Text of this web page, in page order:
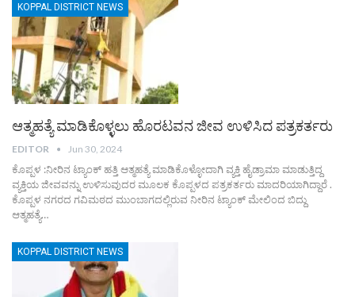
KOPPAL DISTRICT NEWS
ಆತ್ಮಹತ್ಯೆ ಮಾಡಿಕೊಳ್ಳಲು ಹೊರಟವನ ಜೀವ ಉಳಿಸಿದ ಪತ್ರಕರ್ತರು
EDITOR Jun 30, 2024
ಕೊಪ್ಪಳ :ನೀರಿನ ಟ್ಯಾಂಕ್ ಹತ್ತಿ ಆತ್ಮಹತ್ಯೆ ಮಾಡಿಕೊಳ್ಳೋದಾಗಿ ವ್ಯಕ್ತಿ ಹೈಡ್ರಾಮಾ ಮಾಡುತ್ತಿದ್ದ
ವ್ಯಕ್ತಿಯ ಜೀವವನ್ನು ಉಳಿಸುವುದರ ಮೂಲಕ ಕೊಪ್ಪಳದ ಪತ್ರಕರ್ತರು ಮಾದರಿಯಾಗಿದ್ದಾರೆ .
ಕೊಪ್ಪಳ ನಗರದ ಗವಿಮಠದ ಮುಂಬಾಗದಲ್ಲಿರುವ ನೀರಿನ ಟ್ಯಾಂಕ್ ಮೇಲಿಂದ ಬಿದ್ದು
ಆತ್ಮಹತ್ಯೆ…
KOPPAL DISTRICT NEWS